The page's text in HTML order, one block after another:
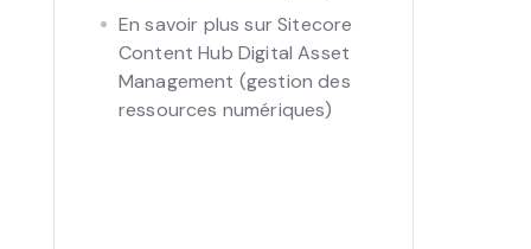
En savoir plus sur Sitecore
Content Hub Digital Asset
Management (gestion des
ressources numériques)